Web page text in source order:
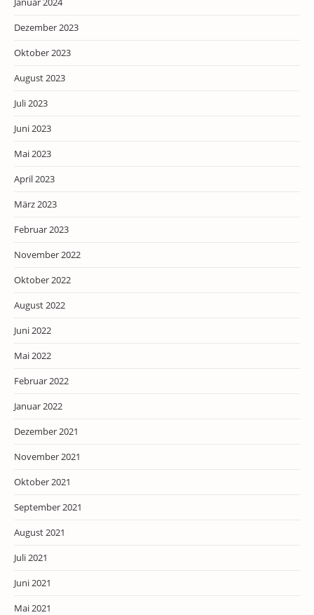
Dezember 2023
Oktober 2023
August 2023
Juli 2023
Juni 2023
Mai 2023
April 2023
März 2023
Februar 2023
November 2022
Oktober 2022
August 2022
Juni 2022
Mai 2022
Februar 2022
Januar 2022
Dezember 2021
November 2021
Oktober 2021
September 2021
August 2021
Juli 2021
Juni 2021
Mai 2021